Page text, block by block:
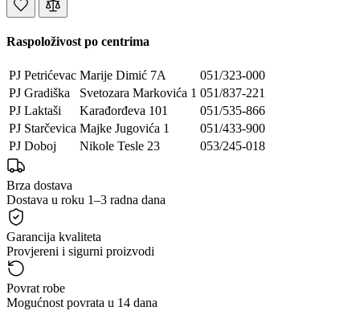
Raspoloživost po centrima
PJ Petrićevac Marije Dimić 7A
051/323-000
PJ Gradiška
Svetozara Markovića 1 051/837-221
PJ Laktaši
Karađorđeva 101
051/535-866
PJ Starčevica Majke Jugovića 1
051/433-900
PJ Doboj
Nikole Tesle 23 053/245-018
Brza dostava
Dostava u roku 1–3 radna dana
Garancija kvaliteta
Provjereni i sigurni proizvodi
Povrat robe
Mogućnost povrata u 14 dana